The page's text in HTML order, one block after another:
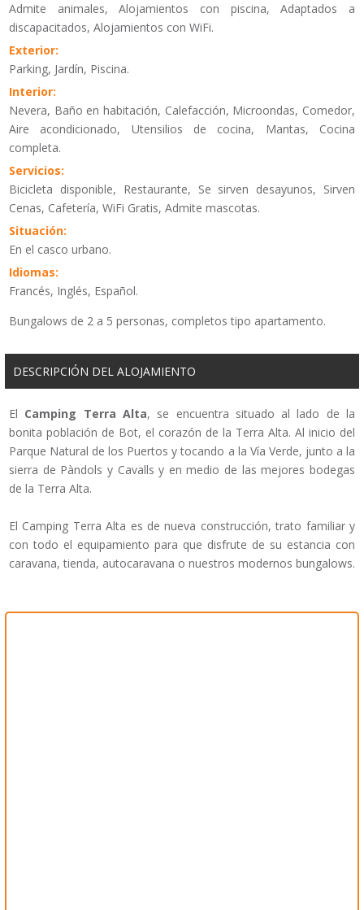
Admite animales, Alojamientos con piscina, Adaptados a
discapacitados, Alojamientos con WiFi.
Exterior:
Parking, Jardín, Piscina.
Interior:
Nevera, Baño en habitación, Calefacción, Microondas, Comedor,
Aire acondicionado, Utensilios de cocina, Mantas, Cocina
completa.
Servicios:
Bicicleta disponible, Restaurante, Se sirven desayunos, Sirven
Cenas, Cafetería, WiFi Gratis, Admite mascotas.
Situación:
En el casco urbano.
Idiomas:
Francés, Inglés, Español.
Bungalows de 2 a 5 personas, completos tipo apartamento.
DESCRIPCIÓN DEL ALOJAMIENTO
El Camping Terra Alta, se encuentra situado al lado de la
bonita población de Bot, el corazón de la Terra Alta. Al inicio del
Parque Natural de los Puertos y tocando a la Vía Verde, junto a la
sierra de Pàndols y Cavalls y en medio de las mejores bodegas
de la Terra Alta.
El Camping Terra Alta es de nueva construcción, trato familiar y
con todo el equipamiento para que disfrute de su estancia con
caravana, tienda, autocaravana o nuestros modernos bungalows.